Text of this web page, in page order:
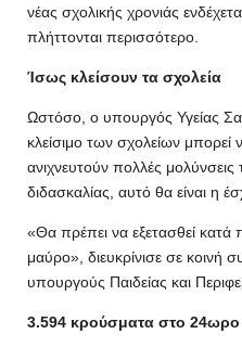
νέας σχολικής χρονιάς
πλήττονται περισσότερο.
Ίσως κλείσουν τα σχολεία
Ωστόσο, ο υπουργός Υγείας
κλείσιμο των σχολείων μπορεί
ανιχνευτούν πολλές μολύνσεις
διδασκαλίας, αυτό θα είναι η
«Θα πρέπει να εξετασθεί κατά
μαύρο», διευκρίνισε σε κοινή
υπουργούς Παιδείας και
3.594 κρούσματα στο 24ωρο